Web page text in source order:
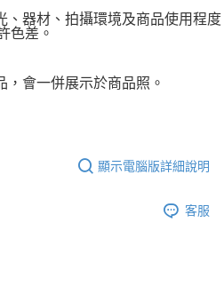
、器材、拍攝環境及商品使用程度
色差。
會一併展示於商品照。
顯示電腦版詳細說明
客服